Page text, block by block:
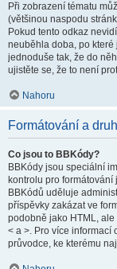
Při zobrazení tématu
(většinou naspodu
Pokud tento odkaz
neuběhla doba, po které
jednoduše tak, že do
ujistěte se, že to není
Nahoru
Formátování a
Co jsou to BBKódy?
BBKódy jsou speciální
kontrolu pro
BBKódů uděluje
příspěvky zakázat ve
podobně jako HTML,
< a >. Pro více informací
průvodce, ke kterému